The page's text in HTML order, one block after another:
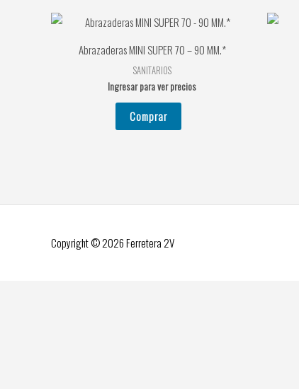
Abrazaderas MINI SUPER 70 – 90 MM.*
SANITARIOS
Ingresar para ver precios
Comprar
Copyright © 2026Ferretera 2V